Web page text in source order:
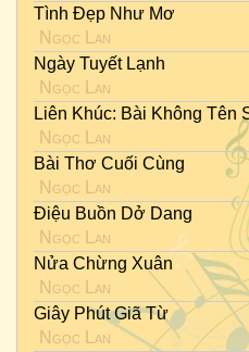
Tình Đẹp Như Mơ
Ngọc Lan
Ngày Tuyết Lạnh
Ngọc Lan
Liên Khúc: Bài Không Tên
Ngọc Lan
Bài Thơ Cuối Cùng
Ngọc Lan
Điệu Buồn Dở Dang
Ngọc Lan
Nửa Chừng Xuân
Ngọc Lan
Giây Phút Giã Từ
Ngọc Lan